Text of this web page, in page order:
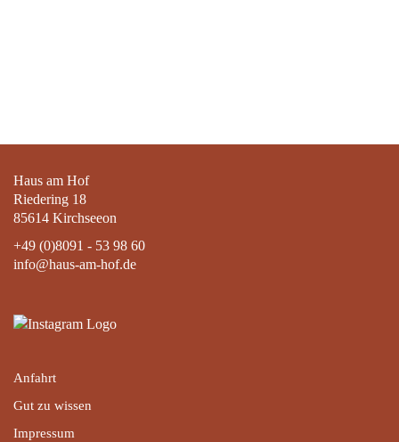
Haus am Hof
Riedering 18
85614 Kirchseeon
+49 (0)8091 - 53 98 60
info@haus-am-hof.de
Anfahrt
Gut zu wissen
Impressum